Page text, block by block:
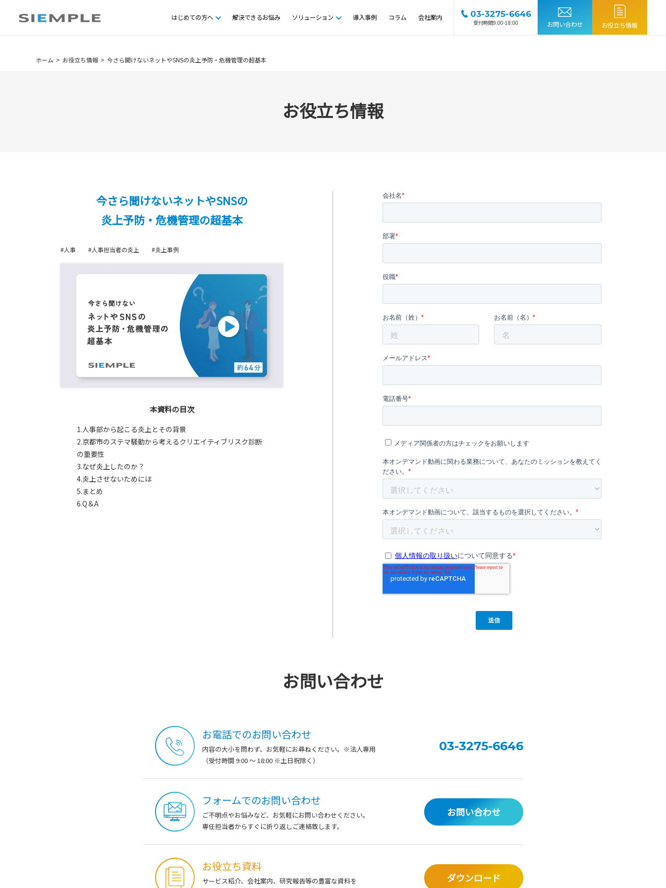
はじめての方へ 解決できるお悩み ソリューション 導入事例 コラム 会社案内 03-3275-6646
受付時間9:00-18:00 お問い合わせ お役立ち情報
ホーム お役立ち情報 今さら聞けないネットやSNSの炎上予防・危機管理の超基本
お役立ち情報
今さら聞けないネットやSNSの
炎上予防・危機管理の超基本
#人事 #人事担当者の炎上 #炎上事例
本資料の目次
1.人事部から起こる炎上とその背景
2.京都市のステマ騒動から考えるクリエイティブリスク診断
の重要性
3.なぜ炎上したのか？
4.炎上させないためには
5.まとめ
6.Q＆A
お問い合わせ
お電話でのお問い合わせ
内容の大小を問わず、 お気軽にお尋ねください。※法人専用
（受付時間 9:00 ～ 18:00 ※土日祝除く）
03-3275-6646
フォームでのお問い合わせ
ご不明点やお悩みなど、お気軽にお問い合わせください。
専任担当者からすぐに折り返しご連絡致します。
お問い合わせ
お役立ち資料
サービス紹介、会社案内、研究報告等の豊富な資料を
ダウンロード